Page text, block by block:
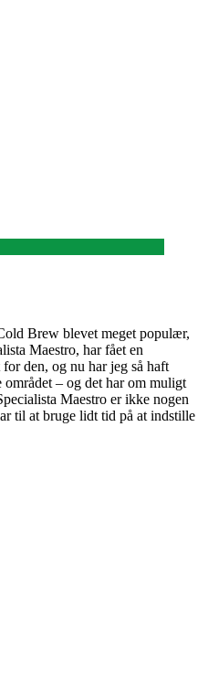
Brew blevet meget populær,
Maestro, har fået en
den, og nu har jeg så haft
– og det har om muligt
Maestro er ikke nogen
til at bruge lidt tid på at indstille